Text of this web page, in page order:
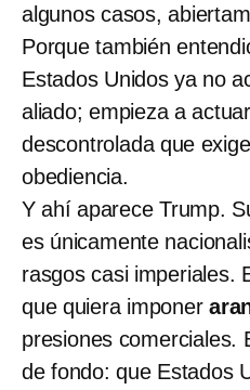
algunos casos,
Porque también
Estados Unidos ya no
aliado; empieza a
descontrolada que
obediencia.
Y ahí aparece Trump.
es únicamente
rasgos casi imperiales.
que quiera imponer
presiones comerciales.
de fondo: que Estados